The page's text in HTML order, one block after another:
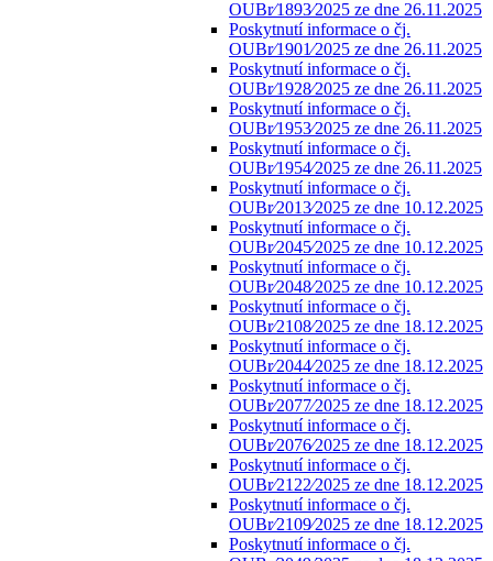
OUBr⁄1893⁄2025 ze dne 26.11.2025
Poskytnutí informace o čj.
OUBr⁄1901⁄2025 ze dne 26.11.2025
Poskytnutí informace o čj.
OUBr⁄1928⁄2025 ze dne 26.11.2025
Poskytnutí informace o čj.
OUBr⁄1953⁄2025 ze dne 26.11.2025
Poskytnutí informace o čj.
OUBr⁄1954⁄2025 ze dne 26.11.2025
Poskytnutí informace o čj.
OUBr⁄2013⁄2025 ze dne 10.12.2025
Poskytnutí informace o čj.
OUBr⁄2045⁄2025 ze dne 10.12.2025
Poskytnutí informace o čj.
OUBr⁄2048⁄2025 ze dne 10.12.2025
Poskytnutí informace o čj.
OUBr⁄2108⁄2025 ze dne 18.12.2025
Poskytnutí informace o čj.
OUBr⁄2044⁄2025 ze dne 18.12.2025
Poskytnutí informace o čj.
OUBr⁄2077⁄2025 ze dne 18.12.2025
Poskytnutí informace o čj.
OUBr⁄2076⁄2025 ze dne 18.12.2025
Poskytnutí informace o čj.
OUBr⁄2122⁄2025 ze dne 18.12.2025
Poskytnutí informace o čj.
OUBr⁄2109⁄2025 ze dne 18.12.2025
Poskytnutí informace o čj.